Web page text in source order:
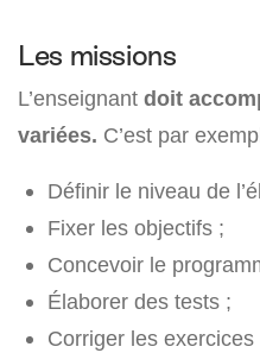
Les missions
L’enseignant doit
variées. C’est par
Définir le niveau de
Fixer les objectifs ;
Concevoir le
Élaborer des tests ;
Corriger les exercices